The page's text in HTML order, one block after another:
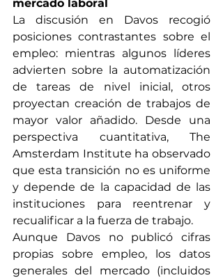
mercado laboral
La discusión en Davos recogió
posiciones contrastantes sobre el
empleo: mientras algunos líderes
advierten sobre la automatización
de tareas de nivel inicial, otros
proyectan creación de trabajos de
mayor valor añadido. Desde una
perspectiva cuantitativa, The
Amsterdam Institute ha observado
que esta transición no es uniforme
y depende de la capacidad de las
instituciones para reentrenar y
recualificar a la fuerza de trabajo.
Aunque Davos no publicó cifras
propias sobre empleo, los datos
generales del mercado (incluidos